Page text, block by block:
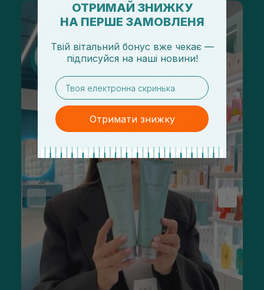
ОТРИМАЙ ЗНИЖКУ
НА ПЕРШЕ ЗАМОВЛЕНЯ
Твій вітальний бонус вже чекає —
підписуйся на наші новини!
email
Отримати знижку